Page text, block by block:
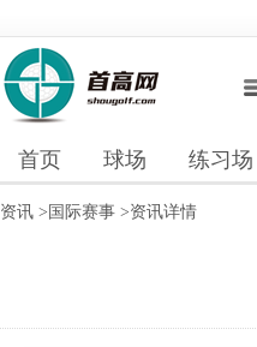
首页 球场 练习场
资讯 > 国际赛事 >资讯详情